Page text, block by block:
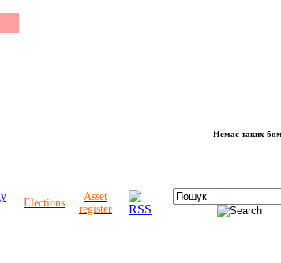
Немає таких бомб і
Elections
Asset
register